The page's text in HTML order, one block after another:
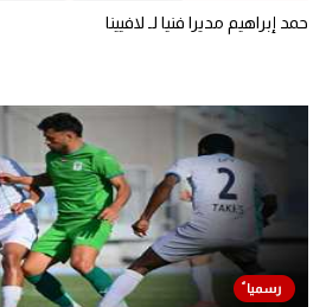
حمد إبراهيم مديرا فنيا لـ لافيينا